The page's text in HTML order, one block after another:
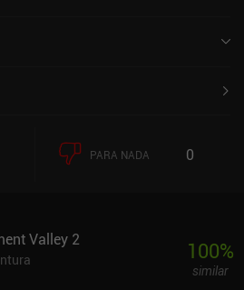
iOS.
PARA NADA 0
Valley 2 100%
similar